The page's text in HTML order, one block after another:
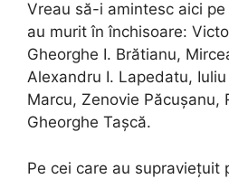
Vreau să-i amintesc aici
au murit în închisoare:
Gheorghe I. Brătianu,
Alexandru I. Lapedatu,
Marcu, Zenovie Păcușanu,
Gheorghe Tașcă.
Pe cei care au supraviețuit